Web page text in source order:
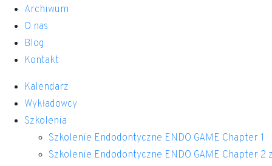
Archiwum
O nas
Blog
Kontakt
Kalendarz
Wykładowcy
Szkolenia
Szkolenie Endodontyczne ENDO GAME Chapter 1
Szkolenie Endodontyczne ENDO GAME Chapter 2